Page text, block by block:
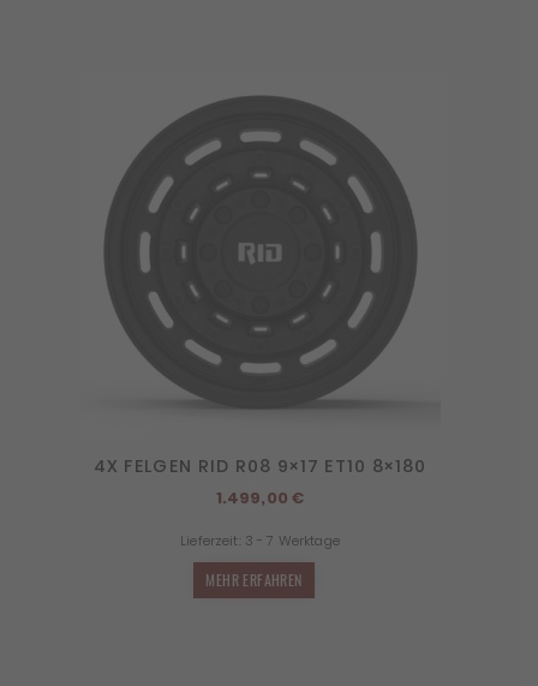
4X FELGEN RID R08 9×17 ET10 8×180
1.499,00€
Lieferzeit: 3 - 7 Werktage
MEHR ERFAHREN